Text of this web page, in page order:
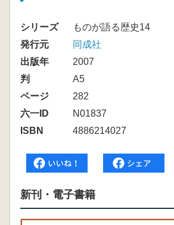
シリーズ
ものが語る歴史14
発行元
同成社
出版年
2007
判
A5
ページ
282
六一ID
N01837
ISBN
4886214027
新刊・電子書籍